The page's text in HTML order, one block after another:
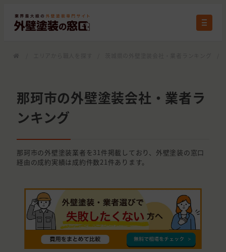
那珂市の外壁塗装会社・業者ラ
ンキング
那珂市の外壁塗装業者を31件掲載しており、外壁塗装の窓口
経由の成約実績は成約件数21件あります。